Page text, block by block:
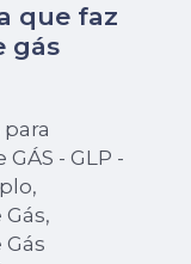
que faz
gás
- GLP -